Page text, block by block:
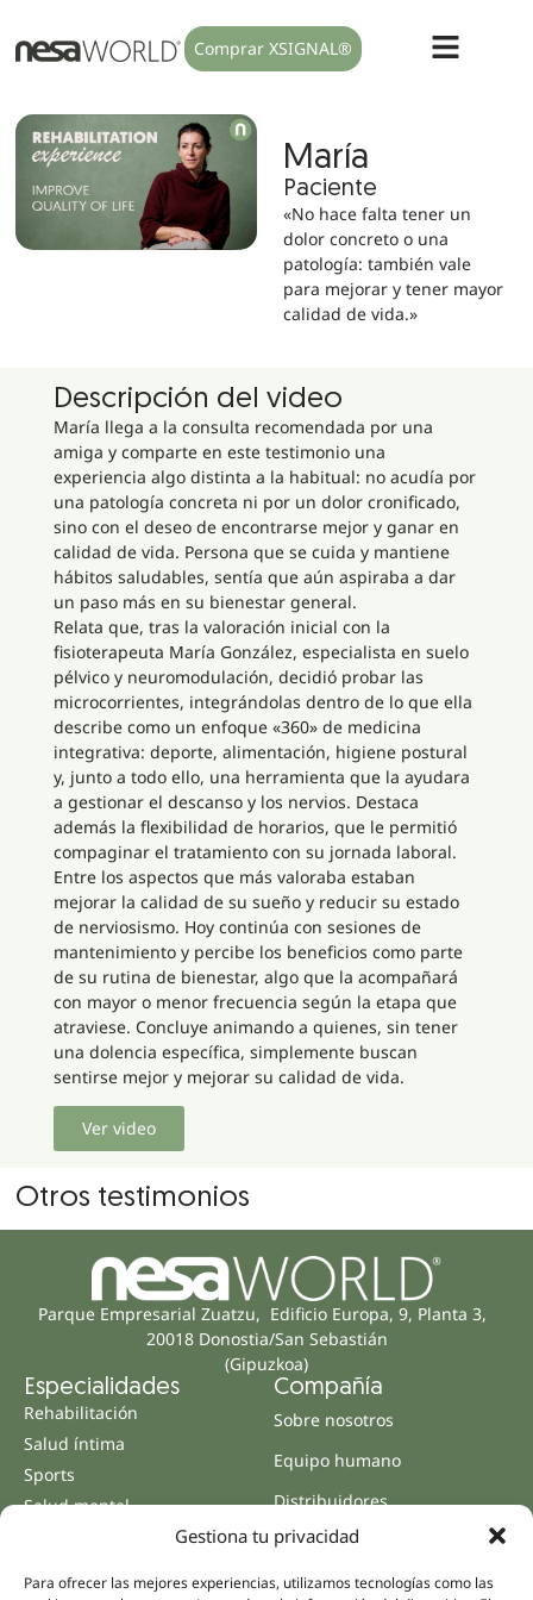
Gestiona tu privacidad
Para ofrecer las mejores experiencias, utilizamos tecnologías como las
Comprar XSIGNAL®
María
Paciente
«No hace falta tener un
dolor concreto o una
patología: también vale
para mejorar y tener mayor
calidad de vida.»
Descripción del video
María llega a la consulta recomendada por una
amiga y comparte en este testimonio una
experiencia algo distinta a la habitual: no acudía por
una patología concreta ni por un dolor cronificado,
sino con el deseo de encontrarse mejor y ganar en
calidad de vida. Persona que se cuida y mantiene
hábitos saludables, sentía que aún aspiraba a dar
un paso más en su bienestar general.
Relata que, tras la valoración inicial con la
fisioterapeuta María González, especialista en suelo
pélvico y neuromodulación, decidió probar las
microcorrientes, integrándolas dentro de lo que ella
describe como un enfoque «360» de medicina
integrativa: deporte, alimentación, higiene postural
y, junto a todo ello, una herramienta que la ayudara
a gestionar el descanso y los nervios. Destaca
además la flexibilidad de horarios, que le permitió
compaginar el tratamiento con su jornada laboral.
Entre los aspectos que más valoraba estaban
mejorar la calidad de su sueño y reducir su estado
de nerviosismo. Hoy continúa con sesiones de
mantenimiento y percibe los beneficios como parte
de su rutina de bienestar, algo que la acompañará
con mayor o menor frecuencia según la etapa que
atraviese. Concluye animando a quienes, sin tener
una dolencia específica, simplemente buscan
sentirse mejor y mejorar su calidad de vida.
Ver video
Otros testimonios
Parque Empresarial Zuatzu, Edificio Europa, 9, Planta 3,
20018 Donostia/San Sebastián
(Gipuzkoa)
Especialidades
Rehabilitación
Salud íntima
Sports
Salud mental
Compañía
Sobre nosotros
Equipo humano
Distribuidores
Partnerships
Nesa Academic